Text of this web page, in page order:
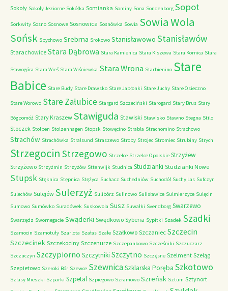
Sokoły Sokoły Jeziorne Sokółka Somianka Sominy Sona Sondenborg Sopot
Sorkwity Sosno Sosnowe Sosnowica Sosnówka Sowia Sowia Wola
Sońsk Spychowo Srebrna Srokowo Stanisławowo Stanisławów
Starachowice Stara Dąbrowa Stara Kamienica Stara Kiszewa Stara Kornica Stara
Sławogóra Stara Wieś Stara Wiśniewka Stara Wrona Starbienino Stare
Babice Stare Budy Stare Drawsko Stare Jabłonki Stare Juchy Stare Osieczno
Stare Worowo Stare Załubice Stargard Szczeciński Starogard Stary Brus Stary
Bógpomóż Stary Kraszew Stawiguda Stawiski Stawisko Stawno Stegna Stilo
Stoczek Stolpen Stolzenhagen Stopsk Stowęcino Strabla Strachomino Strachowo
Strachów Strachówka Stralsund Straszewo Stroby Strojec Stromiec Strubiny Strych
Strzegocin Strzegowo Strzelce Strzelce Opolskie Strzyżew
Strzyżewo Strzyżmin Strzyżów Sttenwijk Studnica Studzianki Studzianki Nowe
Stupsk Stęknica Stępnica Stężyca Suchacz Suchedniów Suchodół Suchy Las Sufczyn
Sulechów Sulejów Sulerzyż Sulibórz Sulinowo Sulisławice Sulmierzyce Sulęcin
Sumowo Sumówko Suradówek Suskowola Susz Suwałki Svendborg Swarzewo
Swarzędz Swornegacie Swąderki Swędkowo Syberia Sypitki Szadek Szadki
Szamocin Szamotuły Szarlota Szałas Szałe Szałkowo Szczaniec Szczecin
Szczecinek Szczekociny Szczenurze Szczepankowo Szcześniki Szczuczarz
Szczuczyn Szczypiorno Szczytniki Szczytno Szczęsne Szelment Szeląg
Szepietowo Szeroki Bór Szewce SzewnicaSzklarska Poręba Szkotowo
Szlasy Mieszki Szparki Szpetal Szpiegowo Szramowo Szreńsk Sztum Sztynort